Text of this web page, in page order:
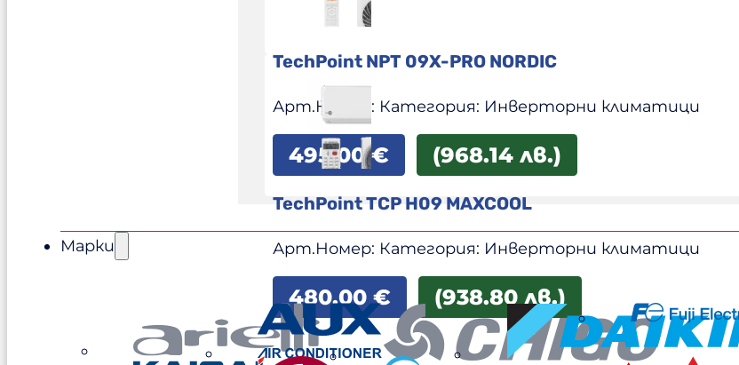
TechPoint NPT 09X-PRO NORDIC
Арт.Номер: Категория: Инверторни климатици
495,00€ (968.14 лв.)
TechPoint TCP H09 MAXCOOL
Арт.Номер: Категория: Инверторни климатици
480,00€ (938.80 лв.)
Марки